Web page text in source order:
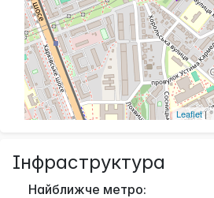
Leaflet| ©
Інфраструктура
Найближче метро: